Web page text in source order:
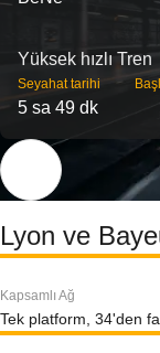
Yüksek hızlı Tren
Seyahat tarihi
5 sa 49 dk
Lyon ve
Kapsamlı Ağ
Tek platform, 34'den